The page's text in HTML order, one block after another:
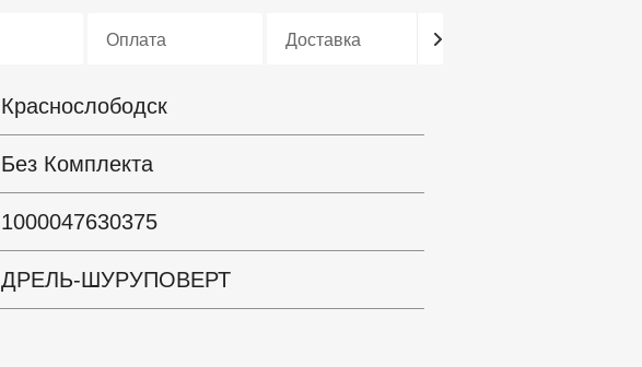
Оплата Доставка
Краснослободск
Без Комплекта
1000047630375
ДРЕЛЬ-ШУРУПОВЕРТ